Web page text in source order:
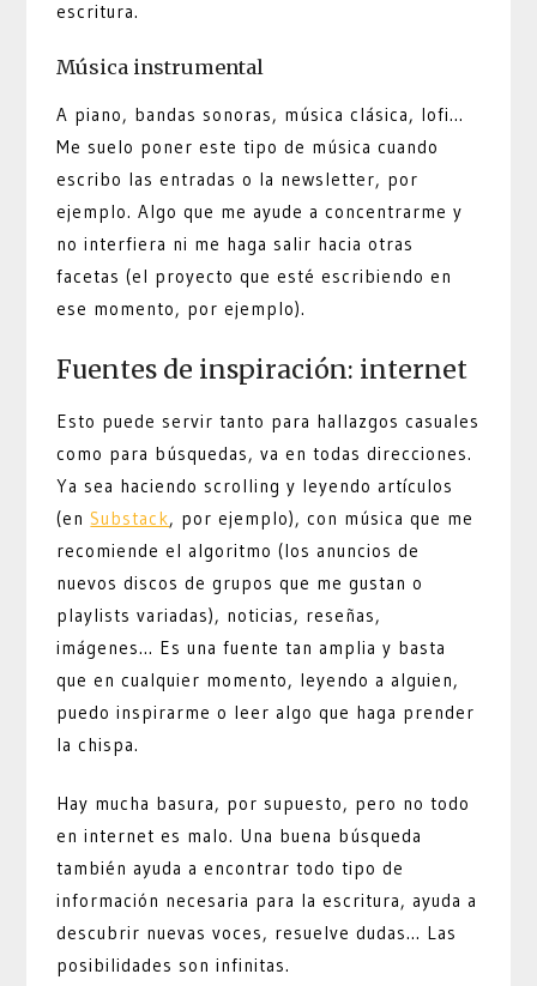
escritura.
Música instrumental
A piano, bandas sonoras, música clásica, lofi…
Me suelo poner este tipo de música cuando
escribo las entradas o la newsletter, por
ejemplo. Algo que me ayude a concentrarme y
no interfiera ni me haga salir hacia otras
facetas (el proyecto que esté escribiendo en
ese momento, por ejemplo).
Fuentes de inspiración: internet
Esto puede servir tanto para hallazgos casuales
como para búsquedas, va en todas direcciones.
Ya sea haciendo scrolling y leyendo artículos
(enSubstack, por ejemplo), con música que me
recomiende el algoritmo (los anuncios de
nuevos discos de grupos que me gustan o
playlists variadas), noticias, reseñas,
imágenes… Es una fuente tan amplia y basta
que en cualquier momento, leyendo a alguien,
puedo inspirarme o leer algo que haga prender
la chispa.
Hay mucha basura, por supuesto, pero no todo
en internet es malo. Una buena búsqueda
también ayuda a encontrar todo tipo de
información necesaria para la escritura, ayuda a
descubrir nuevas voces, resuelve dudas… Las
posibilidades son infinitas.